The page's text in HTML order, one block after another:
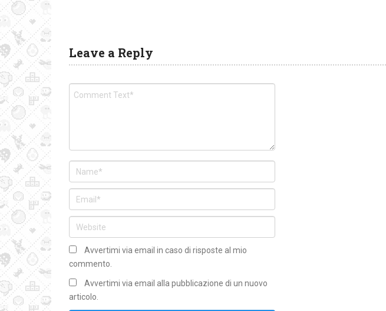
Leave a Reply
Avvertimi via email in caso di risposte al mio
commento.
Avvertimi via email alla pubblicazione di un nuovo
articolo.